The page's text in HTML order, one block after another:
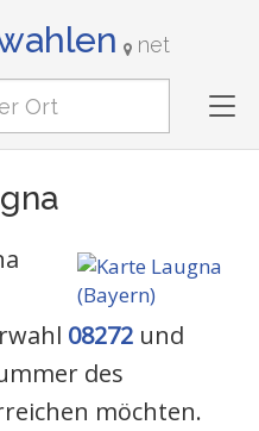
net
08272 und
des
möchten.